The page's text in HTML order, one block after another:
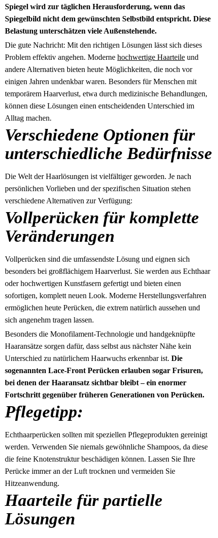
Spiegel wird zur täglichen Herausforderung, wenn das
Spiegelbild nicht dem gewünschten Selbstbild entspricht. Diese
Belastung unterschätzen viele Außenstehende.
Die gute Nachricht: Mit den richtigen Lösungen lässt sich dieses
Problem effektiv angehen. Moderne hochwertige Haarteile und
andere Alternativen bieten heute Möglichkeiten, die noch vor
einigen Jahren undenkbar waren. Besonders für Menschen mit
temporärem Haarverlust, etwa durch medizinische Behandlungen,
können diese Lösungen einen entscheidenden Unterschied im
Alltag machen.
Verschiedene Optionen für
unterschiedliche Bedürfnisse
Die Welt der Haarlösungen ist vielfältiger geworden. Je nach
persönlichen Vorlieben und der spezifischen Situation stehen
verschiedene Alternativen zur Verfügung:
Vollperücken für komplette
Veränderungen
Vollperücken sind die umfassendste Lösung und eignen sich
besonders bei großflächigem Haarverlust. Sie werden aus Echthaar
oder hochwertigen Kunstfasern gefertigt und bieten einen
sofortigen, komplett neuen Look. Moderne Herstellungsverfahren
ermöglichen heute Perücken, die extrem natürlich aussehen und
sich angenehm tragen lassen.
Besonders die Monofilament-Technologie und handgeknüpfte
Haaransätze sorgen dafür, dass selbst aus nächster Nähe kein
Unterschied zu natürlichem Haarwuchs erkennbar ist. Die
sogenannten Lace-Front Perücken erlauben sogar Frisuren,
bei denen der Haaransatz sichtbar bleibt – ein enormer
Fortschritt gegenüber früheren Generationen von Perücken.
Pflegetipp:
Echthaarperücken sollten mit speziellen Pflegeprodukten gereinigt
werden. Verwenden Sie niemals gewöhnliche Shampoos, da diese
die feine Knotenstruktur beschädigen können. Lassen Sie Ihre
Perücke immer an der Luft trocknen und vermeiden Sie
Hitzeanwendung.
Haarteile für partielle
Lösungen